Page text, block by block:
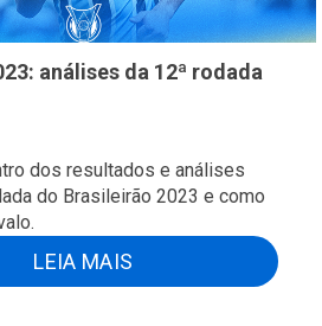
análises da 12ª rodada
dos resultados e análises
do Brasileirão 2023 e como
LEIA MAIS